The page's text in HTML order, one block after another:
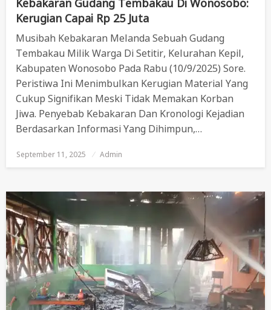
Kerugian Capai Rp 25 Juta
Musibah Kebakaran Melanda Sebuah Gudang
Tembakau Milik Warga Di Setitir, Kelurahan Kepil,
Kabupaten Wonosobo Pada Rabu (10/9/2025) Sore.
Peristiwa Ini Menimbulkan Kerugian Material Yang
Cukup Signifikan Meski Tidak Memakan Korban
Jiwa. Penyebab Kebakaran Dan Kronologi Kejadian
Berdasarkan Informasi Yang Dihimpun,…
Posted
On
September 11, 2025 Admin